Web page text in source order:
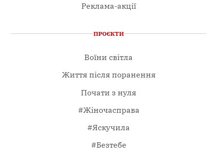
Реклама-акції
ПРОЄКТИ
Воїни світла
Життя після поранення
Почати з нуля
#Жіночасправа
#Яскучила
#Безтебе